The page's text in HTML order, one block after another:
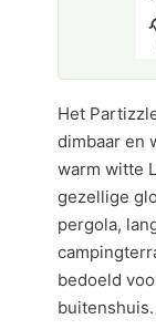
Het
dimbaar en
warm witte
gezellige
pergola,
bedoeld
buitenshuis.